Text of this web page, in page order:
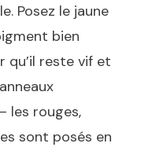
Posez le jaune
bien
qu’il reste vif et
les rouges,
sont posés en